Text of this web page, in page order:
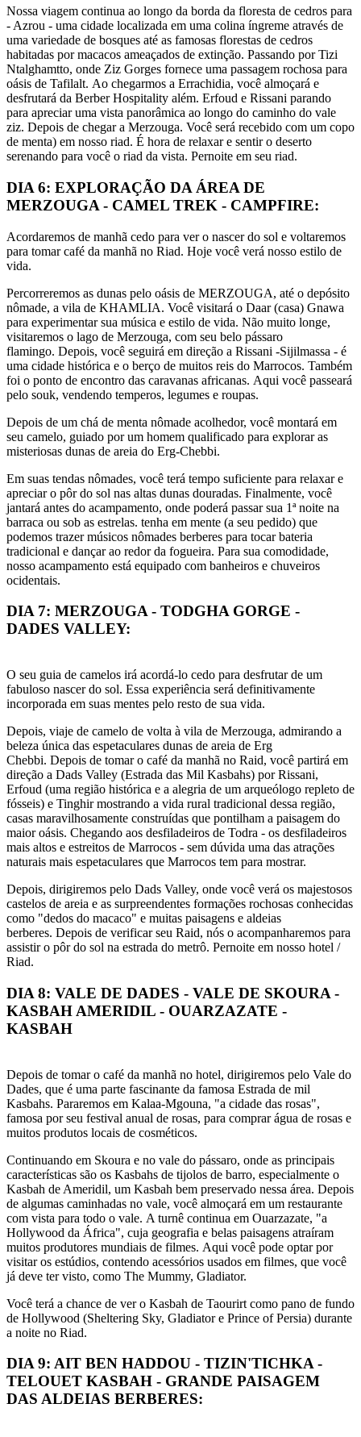
Nossa viagem continua ao longo da borda da floresta de cedros para
- Azrou - uma cidade localizada em uma colina íngreme através de
uma variedade de bosques até as famosas florestas de cedros
habitadas por macacos ameaçados de extinção. Passando por Tizi
Ntalghamtto, onde Ziz Gorges fornece uma passagem rochosa para
oásis de Tafilalt. Ao chegarmos a Errachidia, você almoçará e
desfrutará da Berber Hospitality além. Erfoud e Rissani parando
para apreciar uma vista panorâmica ao longo do caminho do vale
ziz. Depois de chegar a Merzouga. Você será recebido com um copo
de menta) em nosso riad. É hora de relaxar e sentir o deserto
serenando para você o riad da vista. Pernoite em seu riad.
DIA 6: EXPLORAÇÃO DA ÁREA DE
MERZOUGA - CAMEL TREK - CAMPFIRE:
Acordaremos de manhã cedo para ver o nascer do sol e voltaremos
para tomar café da manhã no Riad. Hoje você verá nosso estilo de
vida.
Percorreremos as dunas pelo oásis de MERZOUGA, até o depósito
nômade, a vila de KHAMLIA. Você visitará o Daar (casa) Gnawa
para experimentar sua música e estilo de vida. Não muito longe,
visitaremos o lago de Merzouga, com seu belo pássaro
flamingo. Depois, você seguirá em direção a Rissani -Sijilmassa - é
uma cidade histórica e o berço de muitos reis do Marrocos. Também
foi o ponto de encontro das caravanas africanas. Aqui você passeará
pelo souk, vendendo temperos, legumes e roupas.
Depois de um chá de menta nômade acolhedor, você montará em
seu camelo, guiado por um homem qualificado para explorar as
misteriosas dunas de areia do Erg-Chebbi.
Em suas tendas nômades, você terá tempo suficiente para relaxar e
apreciar o pôr do sol nas altas dunas douradas. Finalmente, você
jantará antes do acampamento, onde poderá passar sua 1ª noite na
barraca ou sob as estrelas. tenha em mente (a seu pedido) que
podemos trazer músicos nômades berberes para tocar bateria
tradicional e dançar ao redor da fogueira. Para sua comodidade,
nosso acampamento está equipado com banheiros e chuveiros
ocidentais.
DIA 7: MERZOUGA - TODGHA GORGE -
DADES VALLEY:
O seu guia de camelos irá acordá-lo cedo para desfrutar de um
fabuloso nascer do sol. Essa experiência será definitivamente
incorporada em suas mentes pelo resto de sua vida.
Depois, viaje de camelo de volta à vila de Merzouga, admirando a
beleza única das espetaculares dunas de areia de Erg
Chebbi. Depois de tomar o café da manhã no Raid, você partirá em
direção a Dads Valley (Estrada das Mil Kasbahs) por Rissani,
Erfoud (uma região histórica e a alegria de um arqueólogo repleto de
fósseis) e Tinghir mostrando a vida rural tradicional dessa região,
casas maravilhosamente construídas que pontilham a paisagem do
maior oásis. Chegando aos desfiladeiros de Todra - os desfiladeiros
mais altos e estreitos de Marrocos - sem dúvida uma das atrações
naturais mais espetaculares que Marrocos tem para mostrar.
Depois, dirigiremos pelo Dads Valley, onde você verá os majestosos
castelos de areia e as surpreendentes formações rochosas conhecidas
como "dedos do macaco" e muitas paisagens e aldeias
berberes. Depois de verificar seu Raid, nós o acompanharemos para
assistir o pôr do sol na estrada do metrô. Pernoite em nosso hotel /
Riad.
DIA 8: VALE DE DADES - VALE DE SKOURA -
KASBAH AMERIDIL - OUARZAZATE -
KASBAH
Depois de tomar o café da manhã no hotel, dirigiremos pelo Vale do
Dades, que é uma parte fascinante da famosa Estrada de mil
Kasbahs. Pararemos em Kalaa-Mgouna, "a cidade das rosas",
famosa por seu festival anual de rosas, para comprar água de rosas e
muitos produtos locais de cosméticos.
Continuando em Skoura e no vale do pássaro, onde as principais
características são os Kasbahs de tijolos de barro, especialmente o
Kasbah de Ameridil, um Kasbah bem preservado nessa área. Depois
de algumas caminhadas no vale, você almoçará em um restaurante
com vista para todo o vale. A turnê continua em Ouarzazate, "a
Hollywood da África", cuja geografia e belas paisagens atraíram
muitos produtores mundiais de filmes. Aqui você pode optar por
visitar os estúdios, contendo acessórios usados ​​em filmes, que você
já deve ter visto, como The Mummy, Gladiator.
Você terá a chance de ver o Kasbah de Taourirt como pano de fundo
de Hollywood (Sheltering Sky, Gladiator e Prince of Persia) durante
a noite no Riad.
DIA 9: AIT BEN HADDOU - TIZIN'TICHKA -
TELOUET KASBAH - GRANDE PAISAGEM
DAS ALDEIAS BERBERES: